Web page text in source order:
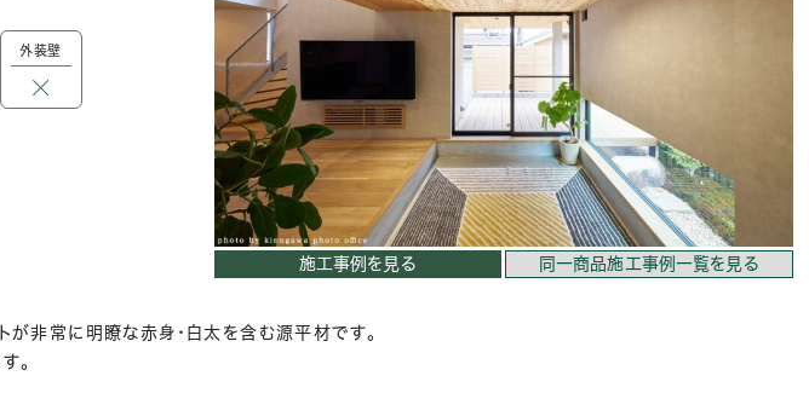
外装壁
施工事例を見る 同一商品施工事例一覧を見る
が非常に明瞭な赤身・白太を含む源平材です。
。